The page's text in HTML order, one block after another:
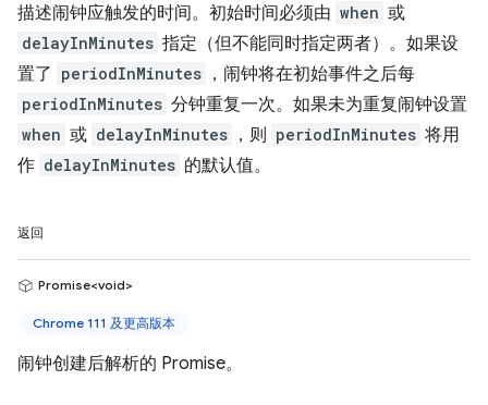
描述闹钟应触发的时间。初始时间必须由 when 或
delayInMinutes 指定（但不能同时指定两者）。如果设
置了 periodInMinutes ，闹钟将在初始事件之后每
periodInMinutes 分钟重复一次。如果未为重复闹钟设置
when 或 delayInMinutes ，则 periodInMinutes 将用
作 delayInMinutes 的默认值。
返回
Promise<void>
Chrome 111 及更高版本
闹钟创建后解析的 Promise。